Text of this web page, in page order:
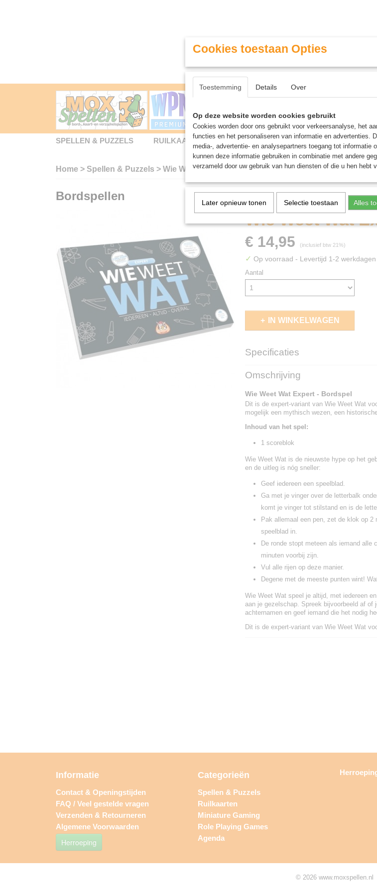
Contact & Openingstijden
SPELLEN & PUZZELS RUILKAARTEN MINIATURE GAMING ROLE
Home > Spellen & Puzzels > Wie Weet Wat Expert - Bordspel
Bordspellen
Wie Weet Wat
€ 14,95 (inclusief btw 21%)
✓ Op voorraad - Levertijd 1-2 werkdagen
Aantal
IN WINKELWAGEN
Specificaties
EAN code
Omschrijving
Wie Weet Wat Expert - Bordspel
Dit is de expert-variant van Wie Weet Wat
mogelijk een mythisch wezen, een
Inhoud van het spel:
1 scoreblok
Wie Weet Wat is de nieuwste hype op het
en de uitleg is nóg sneller:
Geef iedereen een speelblad.
Ga met je vinger over de letterbalk
komt je vinger tot stilstand en is de
Pak allemaal een pen, zet de klok op
speelblad in.
De ronde stopt meteen als iemand alle
minuten voorbij zijn.
Vul alle rijen op deze manier.
Degene met de meeste punten wint!
Wie Weet Wat speel je altijd, met iedereen
aan je gezelschap. Spreek bijvoorbeeld af of
achternamen en geef iemand die het nodig
Dit is de expert-variant van Wie Weet Wat
Informatie
Contact & Openingstijden
FAQ / Veel gestelde vragen
Verzenden & Retourneren
Algemene Voorwaarden
Herroeping
Categorieën
Spellen & Puzzels
Ruilkaarten
Miniature Gaming
Role Playing Games
Agenda
© 2026 www.moxspellen.nl
Cookies toestaan Opties
Toestemming Details Over
Op deze website worden cookies gebruikt
Cookies worden door ons gebruikt voor verkeersanalyse, het
functies en het personaliseren van informatie en advertenties.
media-, advertentie- en analysepartners toegang tot informatie
kunnen deze informatie gebruiken in combinatie met andere
verzameld door uw gebruik van hun diensten of die u hen hebt
Later opnieuw tonen Selectie toestaan Alles